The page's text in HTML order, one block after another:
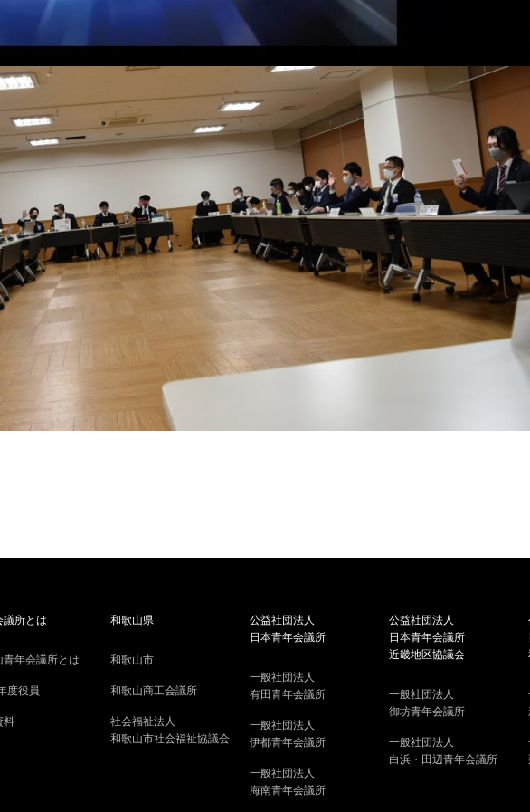
議所とは
青年会議所とは
度役員
料
和歌山県
和歌山市
和歌山商工会議所
社会福祉法人
和歌山市社会福祉協議会
公益社団法人
日本青年会議所
一般社団法人
有田青年会議所
一般社団法人
伊都青年会議所
一般社団法人
海南青年会議所
公益社団法人
日本青年会議所
近畿地区協議会
一般社団法人
御坊青年会議所
一般社団法人
白浜・田辺青年会議所